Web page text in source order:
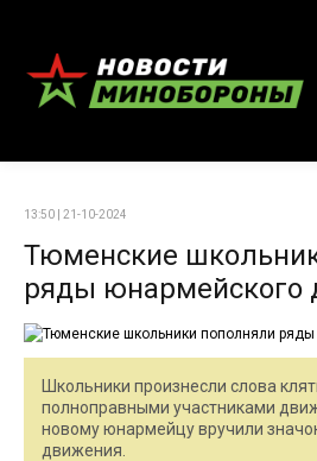
13:50 | 21-10-2024
Тюменские
ряды юнармейского
Школьники произнесли слова
полноправными участниками
новому юнармейцу вручили
движения.